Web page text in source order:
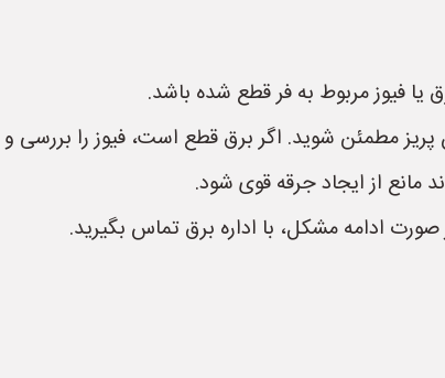
فیوز مربوط به فر قطع شده باشد.
مطمئن شوید. اگر برق قطع است، فیوز را بررسی
از ایجاد جرقه قوی شود.
ادامه مشکل، با اداره برق تماس بگیرید.